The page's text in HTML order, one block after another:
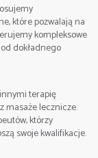
które pozwalają na
kompleksowe
dokładnego
terapię
masaże lecznicze.
którzy
swoje kwalifikacje.